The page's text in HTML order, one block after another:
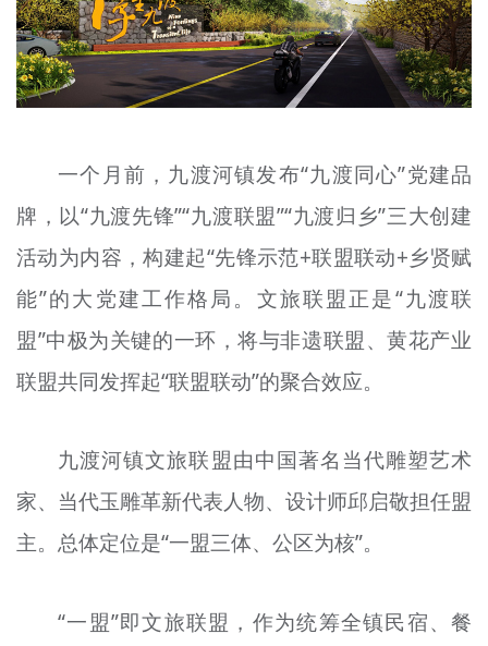
资料库
+
一个月前，九渡河镇发布“九渡同心”党建品
牌，以“九渡先锋”“九渡联盟”“九渡归乡”三大创建
活动为内容，构建起“先锋示范+联盟联动+乡贤赋
能”的大党建工作格局。文旅联盟正是“九渡联
盟”中极为关键的一环，将与非遗联盟、黄花产业
联盟共同发挥起“联盟联动”的聚合效应。
九渡河镇文旅联盟由中国著名当代雕塑艺术
家、当代玉雕革新代表人物、设计师邱启敬担任盟
主。总体定位是“一盟三体、公区为核”。
“一盟”即文旅联盟，作为统筹全镇民宿、餐